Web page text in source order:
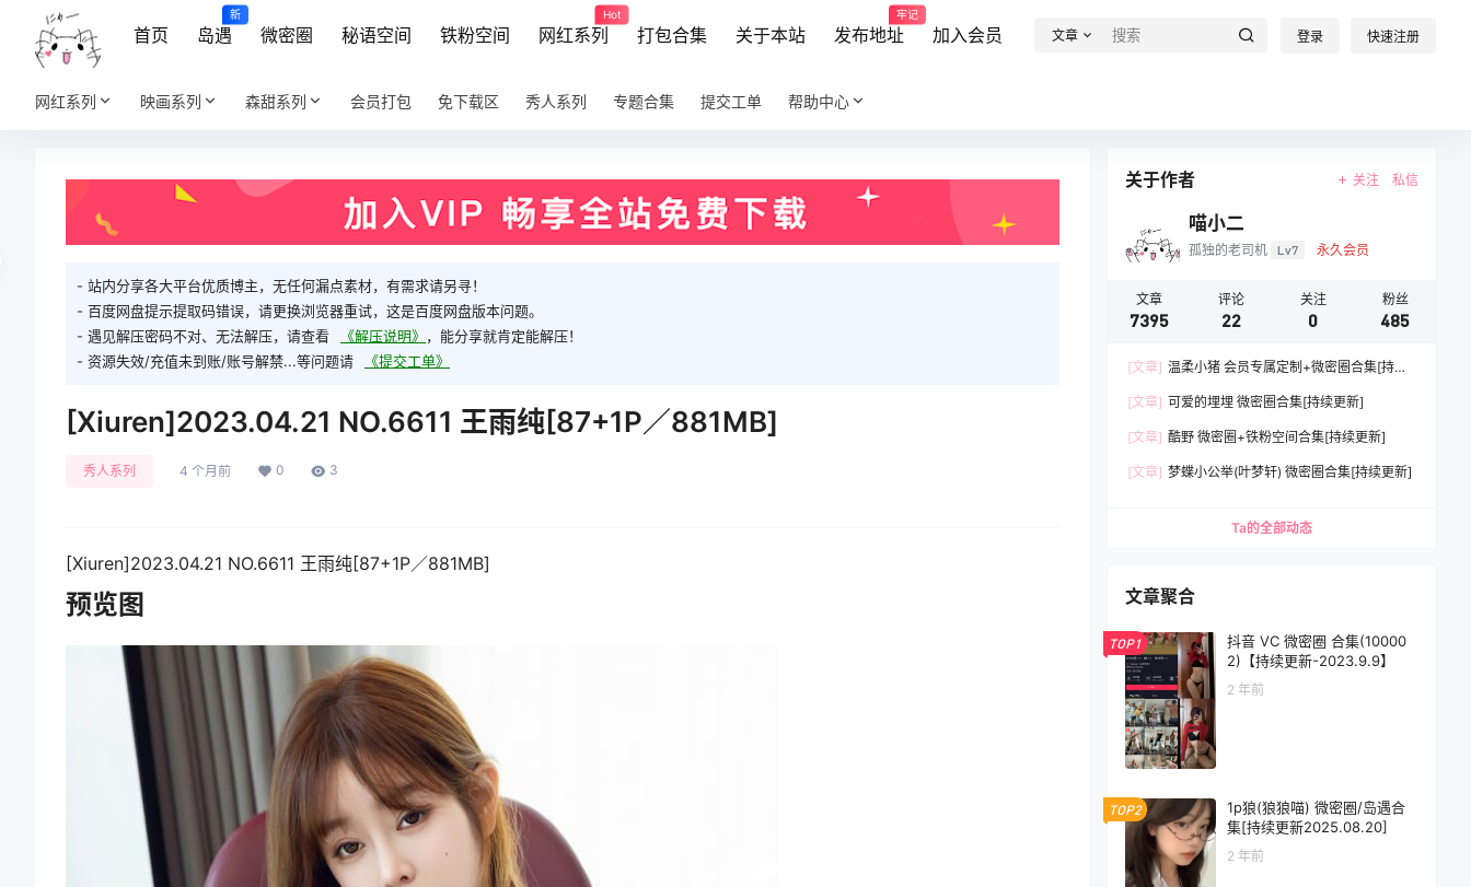
首页 岛遇
新
微密圈 秘语空间 铁粉空间 网红系列
Hot
打包合集 关于本站 发布地址
牢记
加入会员 文章 登录 快速注册
网红系列 映画系列 森甜系列 会员打包 免下载区 秀人系列 专题合集 提交工单 帮助中心
- 站内分享各大平台优质博主，无任何漏点素材，有需求请另寻！
- 百度网盘提示提取码错误，请更换浏览器重试，这是百度网盘版本问题。
- 遇见解压密码不对、无法解压，请查看
《解压说明》 ，能分享就肯定能解压！
- 资源失效/充值未到账/账号解禁...等问题请
《提交工单》
[Xiuren]2023.04.21 NO.6611 王雨纯[87+1P／881MB]
秀人系列 4 个月前 0 3
[Xiuren]2023.04.21 NO.6611 王雨纯[87+1P／881MB]
预览图
关于作者 关注 私信
喵小二
孤独的老司机 Lv7 永久会员
文章
7395
评论
22
关注
0
粉丝
485
[文章] 温柔小猪 会员专属定制+微密圈合集[持续
[文章] 可爱的埋埋 微密圈合集[持续更新]
[文章] 酷野 微密圈+铁粉空间合集[持续更新]
[文章] 梦蝶小公举(叶梦轩) 微密圈合集[持续更新]
Ta的全部动态
文章聚合
TOP1
抖音 VC 微密圈 合集(10000
2)【持续更新-2023.9.9】
2 年前
TOP2
1p狼(狼狼喵) 微密圈/岛遇合
集[持续更新2025.08.20]
2 年前